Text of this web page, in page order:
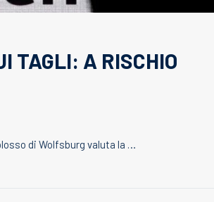
TAGLI: A RISCHIO
di Wolfsburg valuta la …